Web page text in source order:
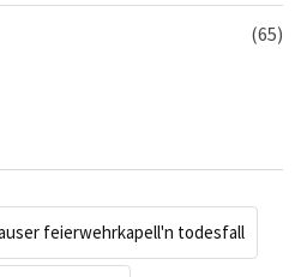
(65)
feierwehrkapell'n todesfall